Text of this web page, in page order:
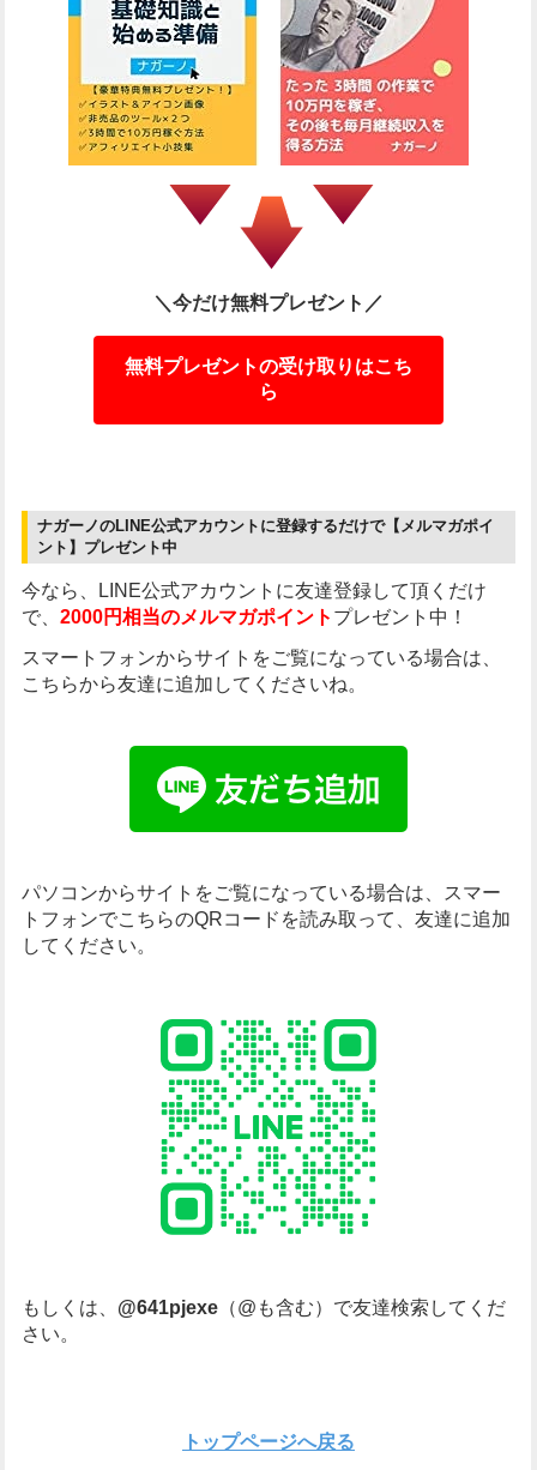
＼今だけ無料プレゼント／
無料プレゼントの受け取りはこち
ら
ナガーノのLINE公式アカウントに登録するだけで【メルマガポイ
ント】プレゼント中
今なら、LINE公式アカウントに友達登録して頂くだけ
で、 2000円相当のメルマガポイント プレゼント中！
スマートフォンからサイトをご覧になっている場合は、
こちらから友達に追加してくださいね。
パソコンからサイトをご覧になっている場合は、
スマー
トフォンでこちらのQRコードを読み取って、友達に追加
してください。
もしくは、 @641pjexe（@も含む）で友達検索してくだ
さい。
トップページへ戻る